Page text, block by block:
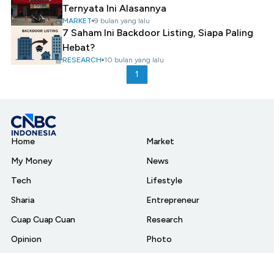
Ternyata Ini Alasannya
MARKET 9 bulan yang lalu
7 Saham Ini Backdoor Listing, Siapa Paling
Hebat?
RESEARCH 10 bulan yang lalu
1
Home
My Money
Tech
Sharia
Cuap Cuap Cuan
Opinion
Market
News
Lifestyle
Entrepreneur
Research
Photo